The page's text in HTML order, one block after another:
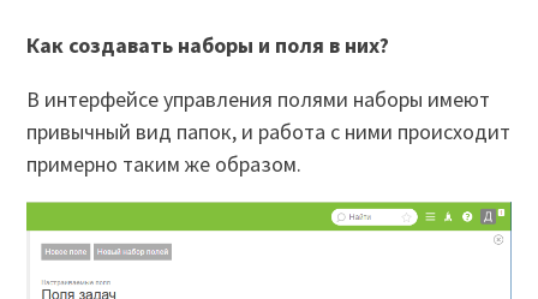
Как создавать наборы и поля в них?
В интерфейсе управления полями наборы имеют
привычный вид папок, и работа с ними происходит
примерно таким же образом.